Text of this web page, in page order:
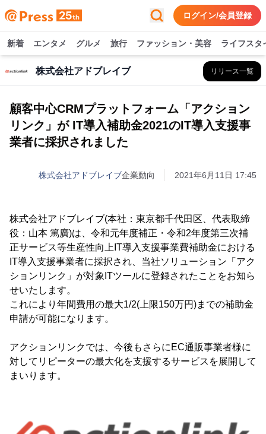
ログイン/会員登録
新着 エンタメ グルメ 旅行 ファッション・美容 ライフスタ
株式会社アドブレイブ リリース一覧
顧客中心CRMプラットフォーム「アクション
リンク」が IT導入補助金2021のIT導入支援事
業者に採択されました
株式会社アドブレイブ企業動向 2021年6月11日 17:45
株式会社アドブレイブ(本社：東京都千代田区、代表取締
役：山本 篤廣)は、令和元年度補正・令和2年度第三次補
正サービス等生産性向上IT導入支援事業費補助金における
IT導入支援事業者に採択され、当社ソリューション「アク
ションリンク」が対象ITツールに登録されたことをお知ら
せいたします。
これにより年間費用の最大1/2(上限150万円)までの補助金
申請が可能になります。
アクションリンクでは、今後もさらにEC通販事業者様に
対してリピーターの最大化を支援するサービスを展開して
まいります。